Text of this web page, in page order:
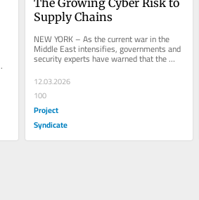
Supply Chains
NEW YORK – As the current war in the
Middle East intensifies, governments and
security experts have warned that the
conflict could spill into...
12.03.2026
100
Project
Syndicate